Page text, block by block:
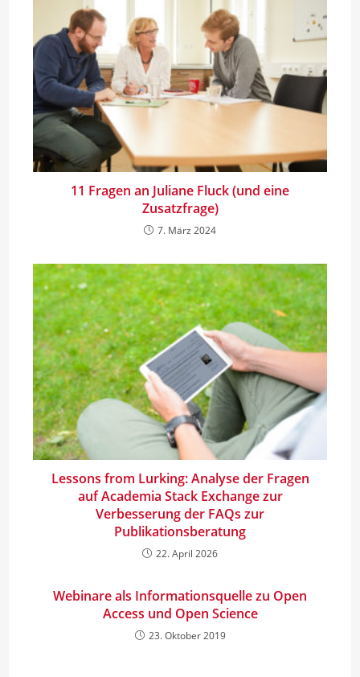
11 Fragen an Juliane Fluck (und eine
Zusatzfrage)
7. März 2024
Lessons from Lurking: Analyse der Fragen
auf Academia Stack Exchange zur
Verbesserung der FAQs zur
Publikationsberatung
22. April 2026
Webinare als Informationsquelle zu Open
Access und Open Science
23. Oktober 2019